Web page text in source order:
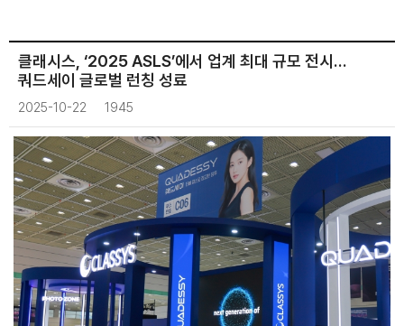
클래시스, ‘2025 ASLS’에서 업계 최대 규모 전시…
쿼드세이 글로벌 런칭 성료
2025-10-22 1945